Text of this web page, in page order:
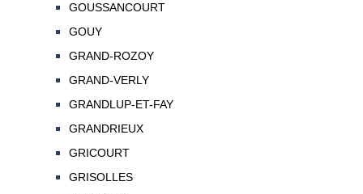
GOUSSANCOURT
GOUY
GRAND-ROZOY
GRAND-VERLY
GRANDLUP-ET-FAY
GRANDRIEUX
GRICOURT
GRISOLLES